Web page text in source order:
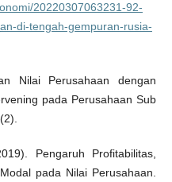
20220307063231-92-
di-tengah-gempuran-rusia-
Nilai Perusahaan dengan
pada Perusahaan Sub
Pengaruh Profitabilitas,
pada Nilai Perusahaan.